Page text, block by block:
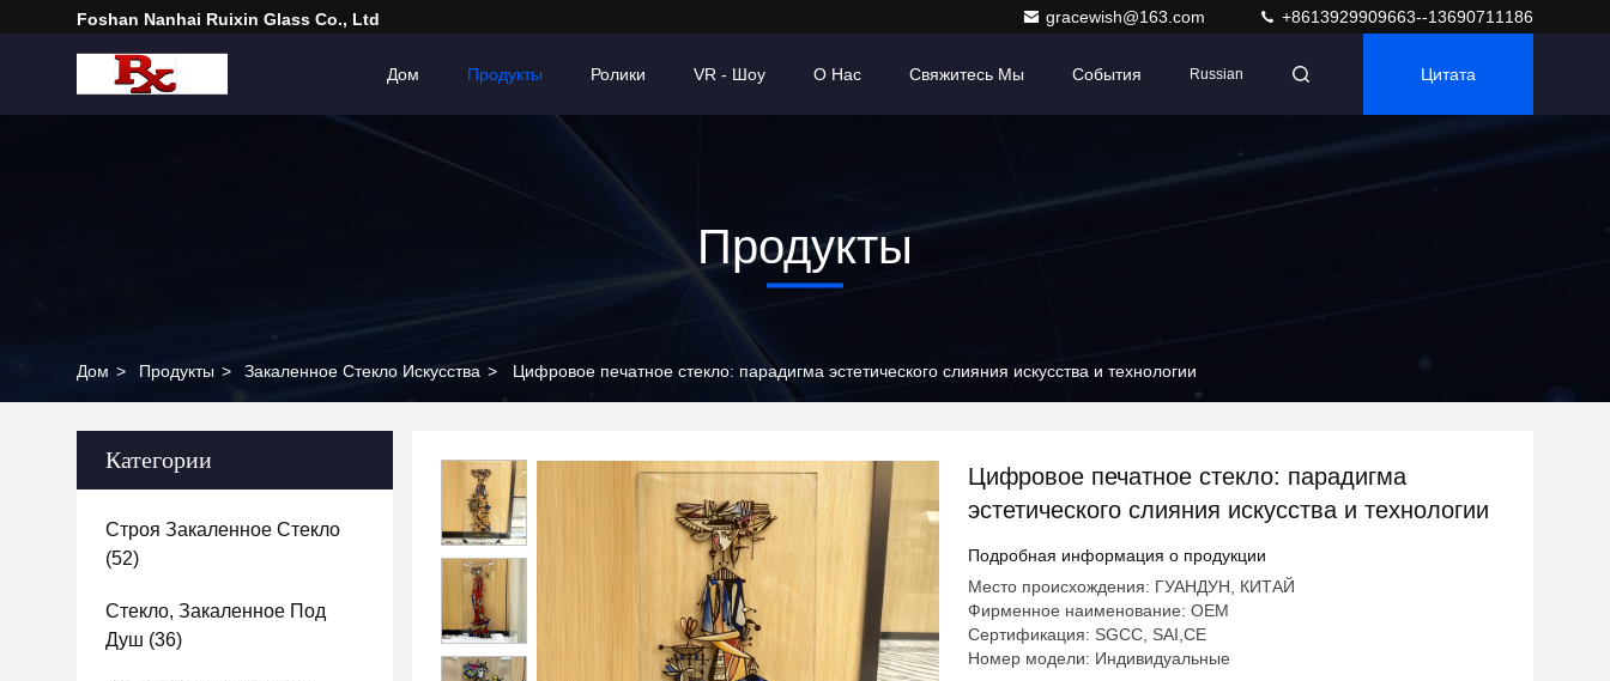
Foshan Nanhai Ruixin Glass Co., Ltd gracewish@163.com +8613929909663--13690711186
Дом Продукты Ролики VR - Шоу О Нас Свяжитесь Мы События Russian Цитата
Продукты
Дом > Продукты > Закаленное Стекло Искусства > Цифровое печатное стекло: парадигма эстетического слияния искусства и технологии
Категории
Строя Закаленное Стекло
(52)
Стекло, Закаленное Под
Душ (36)
Цифровое печатное стекло: парадигма
эстетического слияния искусства и технологии
Подробная информация о продукции
Место происхождения: ГУАНДУН, КИТАЙ
Фирменное наименование: OEM
Сертификация: SGCC, SAI,CE
Номер модели: Индивидуальные